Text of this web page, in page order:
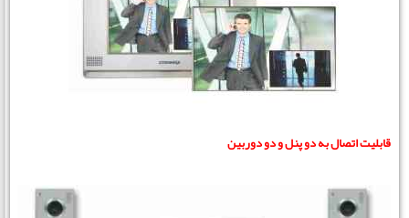
قابلیت اتصال به دو پنل و دو دوربین